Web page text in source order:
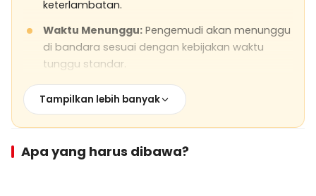
keterlambatan.
Waktu Menunggu: Pengemudi akan menunggu
di bandara sesuai dengan kebijakan waktu
tunggu standar.
Kebijakan Bagasi:Bagasi standar termasuk;
beri tahu kami sebelumnya untuk bagasi yang
Kursi Anak:Tersedia atas permintaan; silakan
Tampilkan lebih banyak
Apa yang harus dibawa?